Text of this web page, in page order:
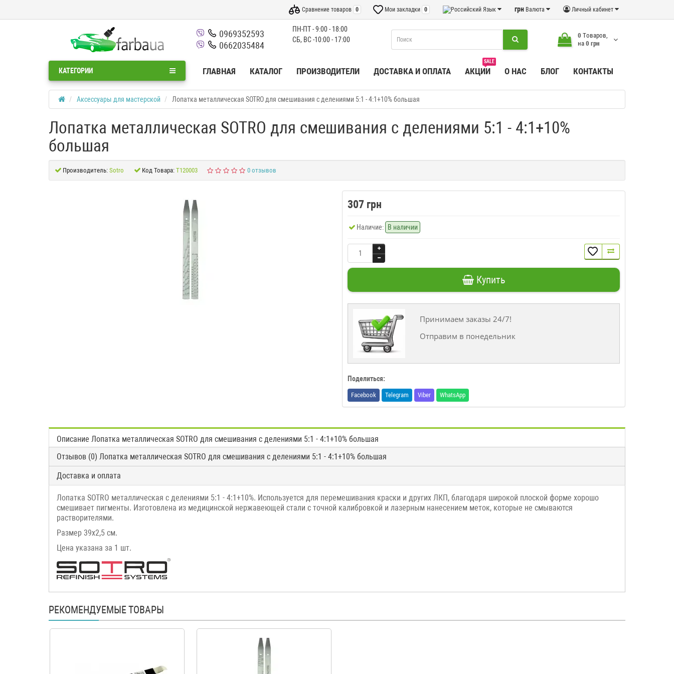
Личный кабинет
грн Валюта
Язык
Мои закладки 0
Сравнение товаров 0
0969352593
0662035484
ПН-ПТ - 9:00 - 18:00
СБ, ВС -10:00 - 17:00
0 Tоваров,
на 0 грн
КАТЕГОРИИ ГЛАВНАЯ КАТАЛОГ ПРОИЗВОДИТЕЛИ ДОСТАВКА И ОПЛАТА
SALE
АКЦИИ О НАС БЛОГ КОНТАКТЫ
Аксессуары для мастерской Лопатка металлическая SOTRO для смешивания с делениями 5:1 - 4:1+10% большая
Лопатка металлическая SOTRO для смешивания с делениями 5:1 - 4:1+10%
большая
Производитель: Sotro Код Товара: T120003 0 отзывов
307 грн
Наличие: В наличии
Купить
Принимаем заказы 24/7!
Отправим в понедельник
Поделиться:
Facebook Telegram Viber WhatsApp
Описание Лопатка металлическая SOTRO для смешивания с делениями 5:1 - 4:1+10% большая
Отзывов (0) Лопатка металлическая SOTRO для смешивания с делениями 5:1 - 4:1+10% большая
Доставка и оплата
Лопатка SOTRO металлическая с делениями 5:1 - 4:1+10%. Используется для перемешивания краски и других ЛКП, благодаря широкой плоской форме хорошо
смешивает пигменты. Изготовлена из медицинской нержавеющей стали с точной калибровкой и лазерным нанесением меток, которые не смываются
растворителями.
Размер 39х2,5 см.
Цена указана за 1 шт.
РЕКОМЕНДУЕМЫЕ ТОВАРЫ